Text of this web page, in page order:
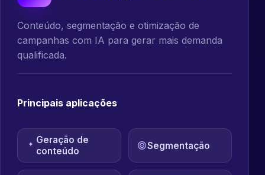
Conteúdo, segmentação e otimização de
campanhas com IA para gerar mais demanda
qualificada.
Principais aplicações
Geração de
conteúdo
Segmentação